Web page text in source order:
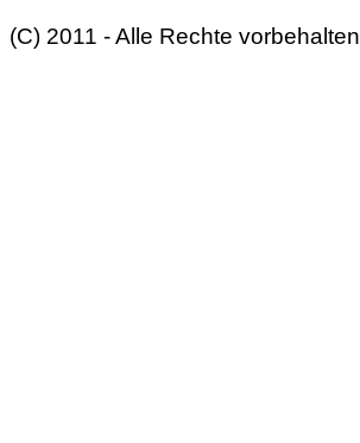
(C) 2011 - Alle Rechte vorbehalten